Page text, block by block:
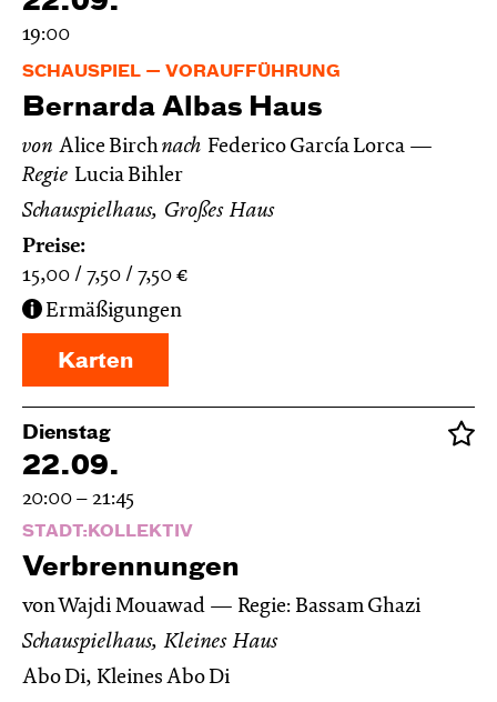
19:00
SCHAUSPIEL VORAUFFÜHRUNG
Bernarda Albas Haus
von Alice Birchnach Federico García Lorca
Regie Lucia Bihler
Schauspielhaus, Großes Haus
Preise:
15,00
7,50 7,50 €
Ermäßigungen
Karten
Dienstag
22.09.
20:00 – 21:45
STADT:KOLLEKTIV
Verbren­nungen
von Wajdi Mouawad
Regie: Bassam Ghazi
Schauspielhaus, Kleines Haus
Abo Di, Kleines Abo Di